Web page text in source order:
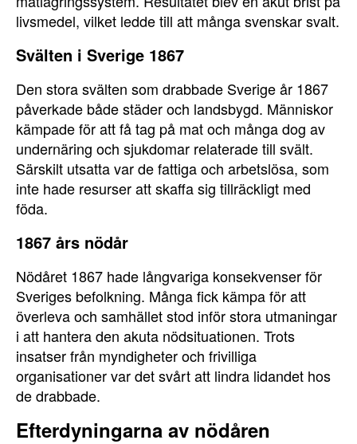
livsmedel, vilket ledde till att många svenskar svalt.
Svälten i Sverige 1867
Den stora svälten som drabbade Sverige år 1867
påverkade både städer och landsbygd. Människor
kämpade för att få tag på mat och många dog av
undernäring och sjukdomar relaterade till svält.
Särskilt utsatta var de fattiga och arbetslösa, som
inte hade resurser att skaffa sig tillräckligt med
föda.
1867 års nödår
Nödåret 1867 hade långvariga konsekvenser för
Sveriges befolkning. Många fick kämpa för att
överleva och samhället stod inför stora utmaningar
i att hantera den akuta nödsituationen. Trots
insatser från myndigheter och frivilliga
organisationer var det svårt att lindra lidandet hos
de drabbade.
Efterdyningarna av nödåren